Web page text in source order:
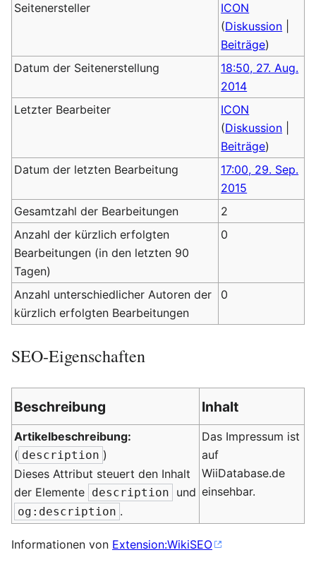
Seitenersteller
ICON
(Diskussion
Beiträge)
Datum der Seitenerstellung
18:50, 27. Aug.
2014
Letzter Bearbeiter
ICON
(Diskussion
Beiträge)
Datum der letzten Bearbeitung
17:00, 29. Sep.
2015
Gesamtzahl der Bearbeitungen
2
Anzahl der kürzlich erfolgten
Bearbeitungen (in den letzten 90
Tagen)
0
Anzahl unterschiedlicher Autoren der
kürzlich erfolgten Bearbeitungen
0
SEO-Eigenschaften
Beschreibung Inhalt
Artikelbeschreibung:
( description )
Dieses Attribut steuert den Inhalt
der Elemente description und
og:description .
Das Impressum ist
auf
WiiDatabase.de
einsehbar.
Informationen von Extension:WikiSEO